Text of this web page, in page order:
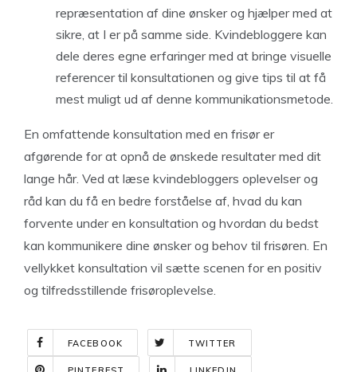
repræsentation af dine ønsker og hjælper med at
sikre, at I er på samme side. Kvindebloggere kan
dele deres egne erfaringer med at bringe visuelle
referencer til konsultationen og give tips til at få
mest muligt ud af denne kommunikationsmetode.
En omfattende konsultation med en frisør er
afgørende for at opnå de ønskede resultater med dit
lange hår. Ved at læse kvindebloggers oplevelser og
råd kan du få en bedre forståelse af, hvad du kan
forvente under en konsultation og hvordan du bedst
kan kommunikere dine ønsker og behov til frisøren. En
vellykket konsultation vil sætte scenen for en positiv
og tilfredsstillende frisøroplevelse.
FACEBOOK TWITTER